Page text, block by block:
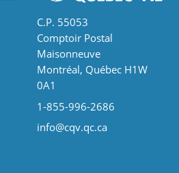
C.P. 55053
Comptoir Postal
Maisonneuve
Montréal, Québec H1W
0A1
1-855-996-2686
info@cqv.qc.ca